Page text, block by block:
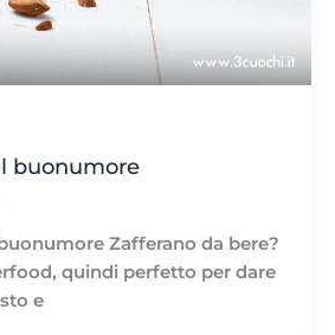
buonumore
Zafferano da bere?
quindi perfetto per dare
e